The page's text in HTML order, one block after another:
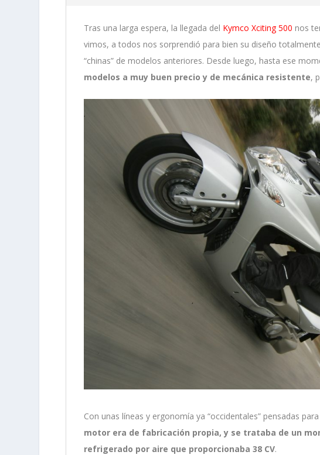
Tras una larga espera, la llegada del Kymco Xciting 500 nos
vimos, a todos nos sorprendió para bien su diseño
“chinas” de modelos anteriores. Desde luego, hasta ese
modelos a muy buen precio y de mecánica resistente,
Con unas líneas y ergonomía ya “occidentales” pensadas
motor era de fabricación propia, y se trataba de un
refrigerado por aire que proporcionaba 38 CV.